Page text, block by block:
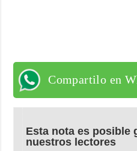
Compartilo en
Esta nota es posible
nuestros lectores